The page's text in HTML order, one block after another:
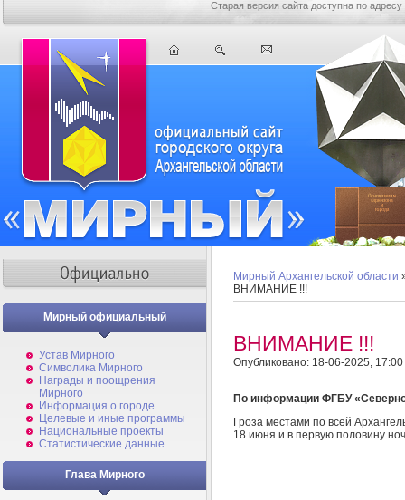
Старая версия сайта доступна по адресу
Мирный официальный
Устав Мирного
Символика Мирного
Награды и поощрения
Мирного
Информация о городе
Целевые и иные программы
Национальные проекты
Статистические данные
Глава Мирного
Мирный Архангельской области
ВНИМАНИЕ !!!
ВНИМАНИЕ !!!
Опубликовано: 18-06-2025, 17:00
По информации ФГБУ
Гроза местами по всей
18 июня и в первую половину